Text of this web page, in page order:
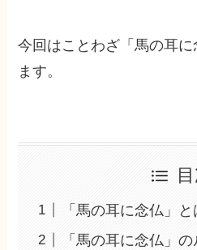
今回はことわざ「馬の耳
ます。
「馬の耳に念仏」と
「馬の耳に念仏」